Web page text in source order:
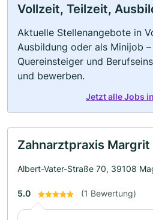
Vollzeit, Teilzeit,
Aktuelle Stellenangebote in
Ausbildung oder als Minijob
Quereinsteiger und
und bewerben.
Jetzt alle Jobs
Zahnarztpraxis Margrit
Albert-Vater-Straße 70, 39108
5.0 (1 Bewertung)